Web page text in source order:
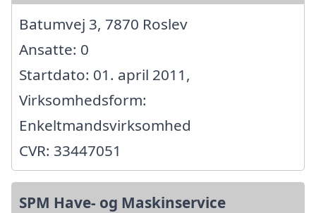
Batumvej 3, 7870 Roslev
Ansatte: 0
Startdato: 01. april 2011,
Virksomhedsform:
Enkeltmandsvirksomhed
CVR: 33447051
SPM Have- og Maskinservice